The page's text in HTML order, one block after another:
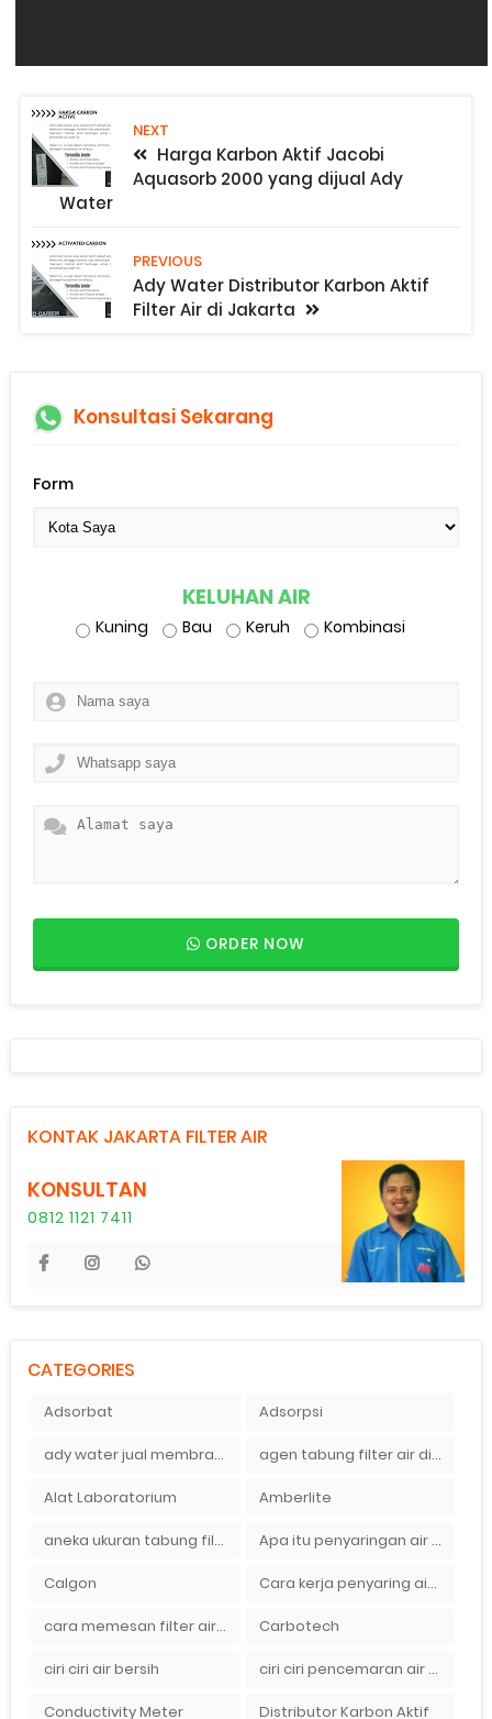
NEXT
Harga Karbon Aktif Jacobi
Aquasorb 2000 yang dijual Ady
Water
PREVIOUS
Ady Water Distributor Karbon Aktif
Filter Air di Jakarta
Konsultasi Sekarang
Form
KELUHAN AIR
Kuning Bau Keruh Kombinasi
ORDER NOW
KONTAK JAKARTA FILTER AIR
KONSULTAN
0812 1121 7411
CATEGORIES
Adsorbat Adsorpsi
ady water jual membran ro 2000 gpd harganya sangat murah agen tabung filter air di bandung
Alat Laboratorium Amberlite
aneka ukuran tabung filter air Apa itu penyaringan air secara umum
Calgon Cara kerja penyaring air Ady Water dengan tabung FRP berisikan lapisan media filter air
cara memesan filter air Ady Wate Carbotech
ciri ciri air bersih ciri ciri pencemaran air sumur bor di rumah
Conductivity Meter Distributor Karbon Aktif